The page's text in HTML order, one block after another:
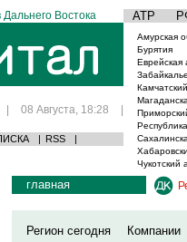
Востока АТР
| 08 Августа, 18:28 |
| RSS |
Амурская
Бурятия
Еврейская
Чукотский
главная
Регион сегодня
Компании